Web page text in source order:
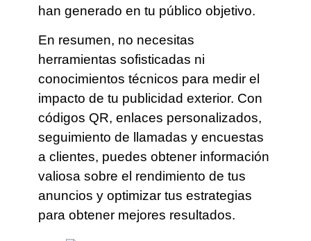
han generado en tu público objetivo.
En resumen, no necesitas
herramientas sofisticadas ni
conocimientos técnicos para medir el
impacto de tu publicidad exterior. Con
códigos QR, enlaces personalizados,
seguimiento de llamadas y encuestas
a clientes, puedes obtener información
valiosa sobre el rendimiento de tus
anuncios y optimizar tus estrategias
para obtener mejores resultados.